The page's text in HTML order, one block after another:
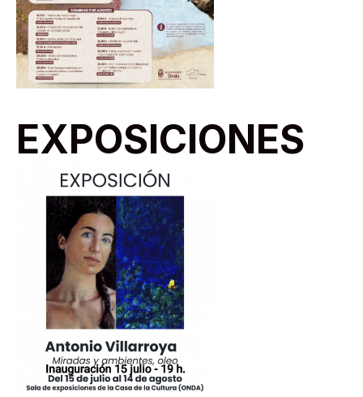
EXPOSICIONES